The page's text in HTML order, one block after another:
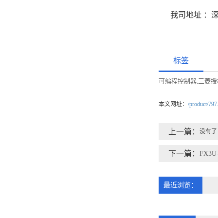
我司地址 ：
标签
可编程控制器,三菱
本文网址：/product/
上一篇：没有了
下一篇：
最近浏览：